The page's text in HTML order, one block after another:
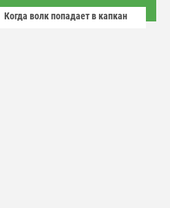
Когда волк попадает в капкан